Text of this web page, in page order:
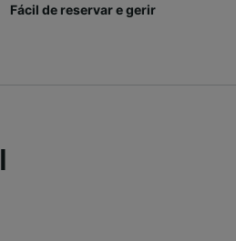
Fácil de reservar e gerir